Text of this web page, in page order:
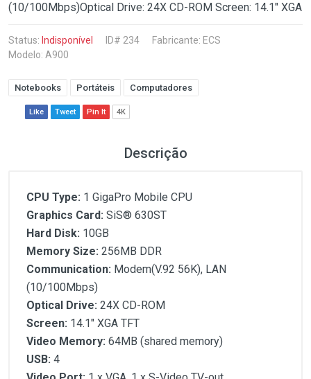
(10/100Mbps)Optical Drive: 24X CD-ROM Screen: 14.1" XGA
Status: Indisponível ID# 234 Fabricante: ECS
Modelo: A900
Notebooks Portáteis Computadores
Like Tweet Pin It 4K
Descrição
CPU Type: 1 GigaPro Mobile CPU
Graphics Card: SiS® 630ST
Hard Disk: 10GB
Memory Size: 256MB DDR
Communication: Modem(V.92 56K), LAN
(10/100Mbps)
Optical Drive: 24X CD-ROM
Screen: 14.1" XGA TFT
Video Memory: 64MB (shared memory)
USB: 4